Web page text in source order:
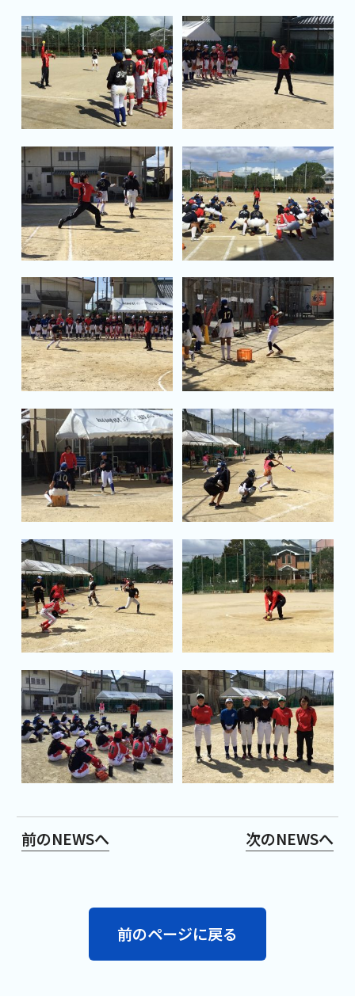
前のNEWSへ 次のNEWSへ
前のページに戻る